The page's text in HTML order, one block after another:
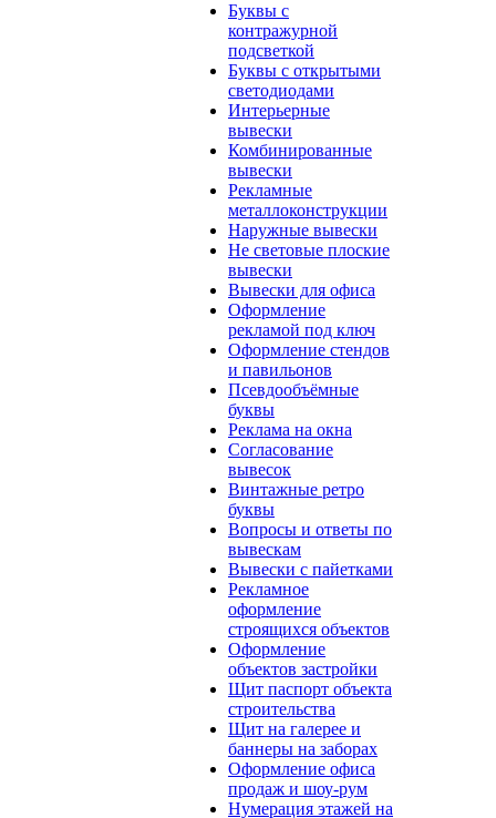
Буквы с
контражурной
подсветкой
Буквы с открытыми
светодиодами
Интерьерные
вывески
Комбинированные
вывески
Рекламные
металлоконструкции
Наружные вывески
Не световые плоские
вывески
Вывески для офиса
Оформление
рекламой под ключ
Оформление стендов
и павильонов
Псевдообъёмные
буквы
Реклама на окна
Согласование
вывесок
Винтажные ретро
буквы
Вопросы и ответы по
вывескам
Вывески с пайетками
Рекламное
оформление
строящихся объектов
Оформление
объектов застройки
Щит паспорт объекта
строительства
Щит на галерее и
баннеры на заборах
Оформление офиса
продаж и шоу-рум
Нумерация этажей на